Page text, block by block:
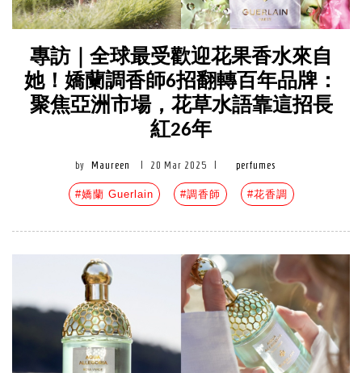
專訪｜全球最受歡迎花果香水來自
她！嬌蘭調香師6招翻轉百年品牌：
聚焦亞洲市場，花草水語靠這招長
紅26年
by Maureen 20 Mar 2025 perfumes
#嬌蘭 Guerlain #調香師 #花香調